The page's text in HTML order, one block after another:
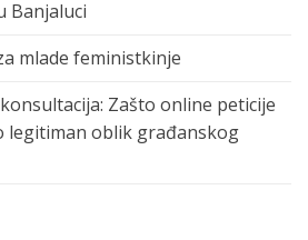
Banjaluci
mlade feministkinje
Zašto online peticije
legitiman oblik građanskog